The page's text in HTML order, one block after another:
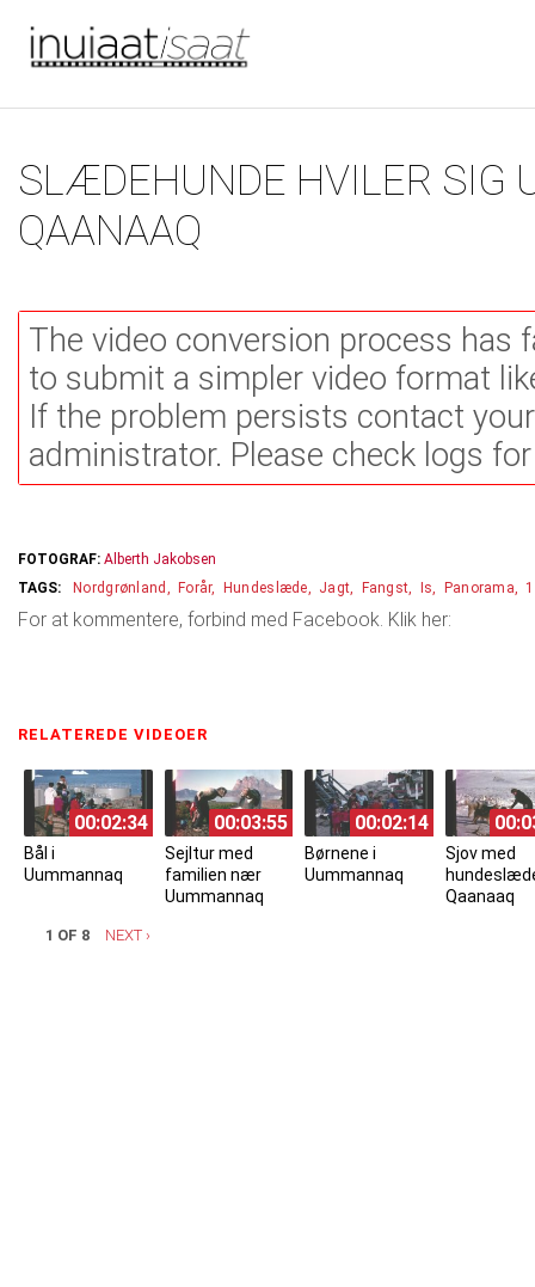
Du er her
SLÆDEHUNDE HVILER SIG
QAANAAQ
The video conversion process has
to submit a simpler video format
If the problem persists contact
administrator. Please check logs
FOTOGRAF: Alberth Jakobsen
Nordgrønland
Forår Hundeslæde Jagt Fangst Is Panorama
For at kommentere, forbind med Facebook. Klik her:
RELATEREDE VIDEOER
00:02:34
Bål i
Uummannaq
00:03:55
Sejltur med
familien nær
Uummannaq
00:02:14
Børnene i
Uummannaq
Sjov med
Qaanaaq
1 OF 8 NEXT ›